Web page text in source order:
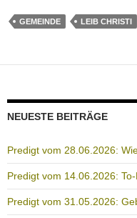
GEMEINDE LEIB CHRISTI
NEUESTE BEITRÄGE
Predigt vom 28.06.2026:
Predigt vom 14.06.2026:
Predigt vom 31.05.2026: